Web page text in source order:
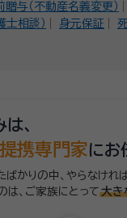
贈与（不動産名義変更）
士相談）
身元保証
、
携専門家にお
ばかりの中、やらなけれ
、 ご家族にとって 大き